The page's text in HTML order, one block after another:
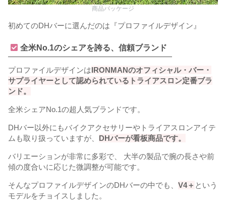
商品パッケージ
初めてのDHバーに選んだのは『プロファイルデザイン』
全米No.1のシェアを誇る、信頼ブランド
プロファイルデザインはIRONMANのオフィシャル・バー・
サプライヤーとして認められているトライアスロン定番ブラ
ンド。
全米シェアNo.1の超人気ブランドです。
DHバー以外にもバイクアクセサリーやトライアスロンアイテ
ムも取り扱っていますが、 DHバーが看板商品です。
バリエーションが非常に多彩で、 大半の製品で腕の長さや前
傾の度合いに応じた微調整が可能です。
そんなプロファイルデザインのDHバーの中でも、 V4＋ という
モデルをチョイスしました。